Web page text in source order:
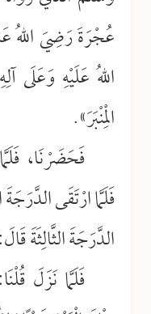
عُجْرَةَ رَضِيَ اللهُ
اللهُ عَلَيْهِ
الْمِنْبَرَ».
فَحَضَرْنَا،
فَلَمَّا ارْتَقَى
الدَّرَجَةَ الثَّالِثَةَ
فَلَمَّا نَزَلَ